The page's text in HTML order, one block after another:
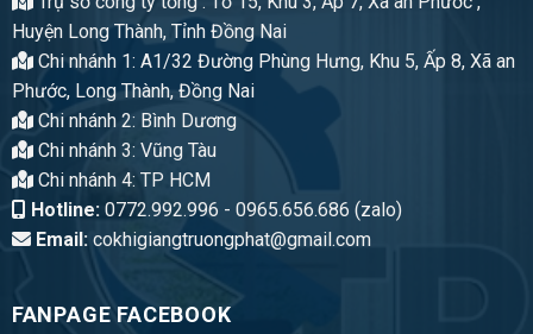
Huyện Long Thành, Tỉnh Đồng Nai
Chi nhánh 1: A1/32 Đường Phùng Hưng, Khu 5, Ấp 8, Xã an
Phước, Long Thành, Đồng Nai
Chi nhánh 2: Bình Dương
Chi nhánh 3: Vũng Tàu
Chi nhánh 4: TP HCM
Hotline:0772.992.996 - 0965.656.686 (zalo)
Email:cokhigiangtruongphat@gmail.com
FANPAGE FACEBOOK